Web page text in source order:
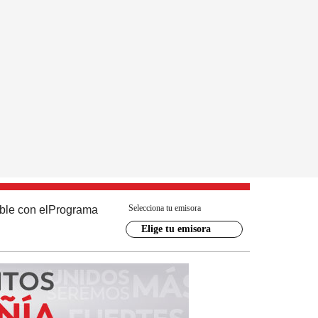
con el Programa Selecciona tu emisora
Elige tu emisora